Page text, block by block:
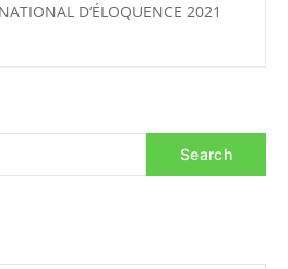
D’ÉLOQUENCE 2021
Search